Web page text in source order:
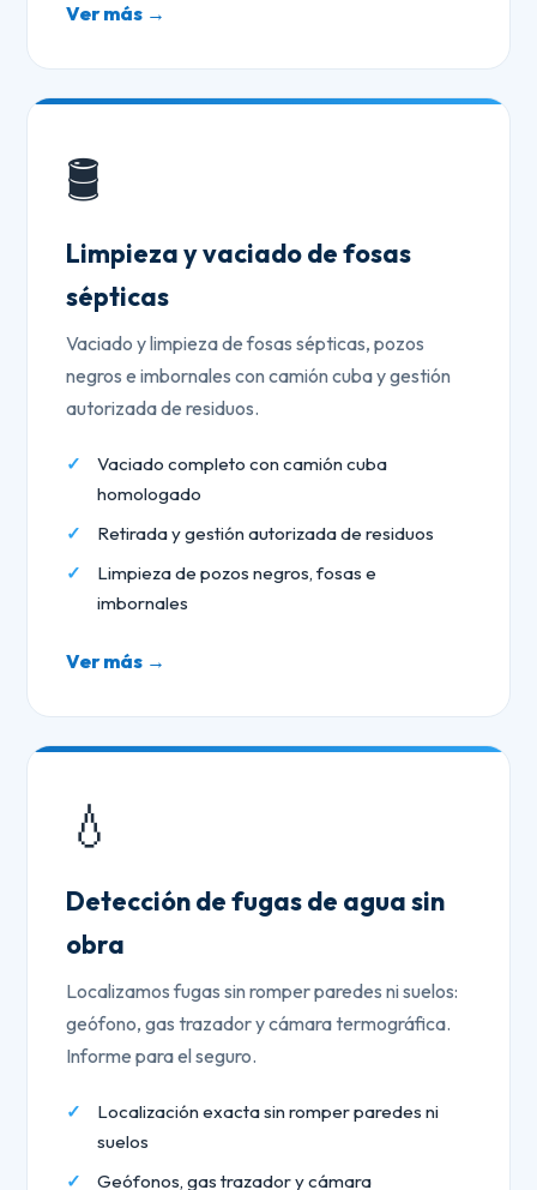
Ver más →
🛢️
Limpieza y vaciado de fosas
sépticas
Vaciado y limpieza de fosas sépticas, pozos
negros e imbornales con camión cuba y gestión
autorizada de residuos.
Vaciado completo con camión cuba
homologado
Retirada y gestión autorizada de residuos
Limpieza de pozos negros, fosas e
imbornales
Ver más →
💧
Detección de fugas de agua sin
obra
Localizamos fugas sin romper paredes ni suelos:
geófono, gas trazador y cámara termográfica.
Informe para el seguro.
Localización exacta sin romper paredes ni
suelos
Geófonos, gas trazador y cámara